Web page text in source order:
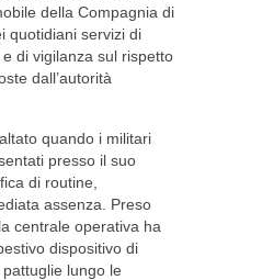
della Compagnia di
quotidiani servizi di
di vigilanza sul rispetto
dall’autorità
quando i militari
presso il suo
di routine,
assenza. Preso
centrale operativa ha
dispositivo di
lungo le